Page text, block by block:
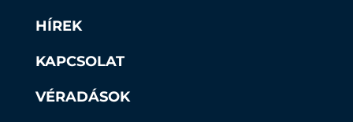
HÍREK
KAPCSOLAT
VÉRADÁSOK